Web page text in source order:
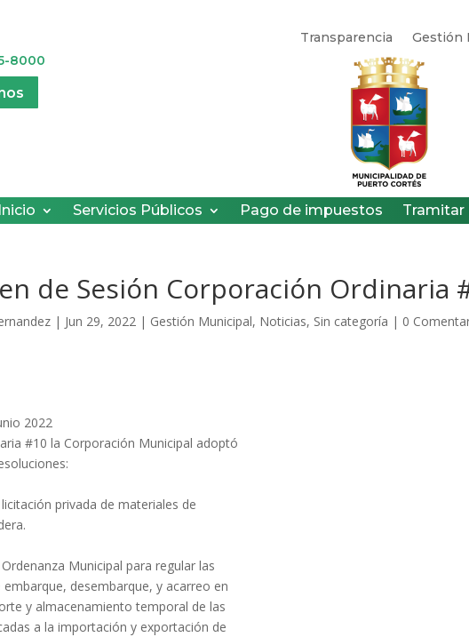
Transparencia Gestión
8000
Inicio Servicios Públicos Pago de impuestos Tramitar
de Sesión Corporación Ordinaria
| Jun 29, 2022 | Gestión Municipal, Noticias, Sin categoría | 0
2022
#10 la Corporación Municipal adoptó
privada de materiales de
Municipal para regular las
desembarque, y acarreo en
y almacenamiento temporal de las
a la importación y exportación de